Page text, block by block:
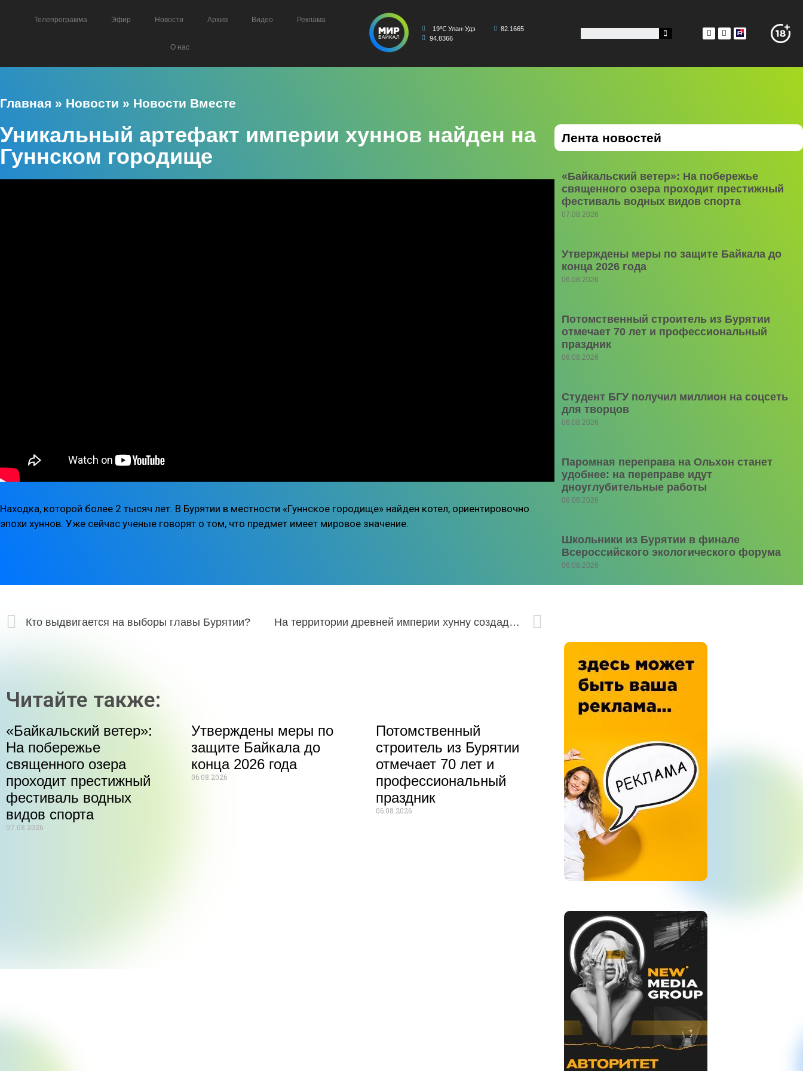
Телепрограмма Эфир Новости Архив Видео Реклама
О нас
19℃ Улан-Удэ
82.1665
94.8366
Главная » Новости » Новости Вместе
Уникальный артефакт империи хуннов найден на
Гуннском городище
Находка, которой более 2 тысяч лет. В Бурятии в местности «Гуннское городище» найден котел, ориентировочно
эпохи хуннов. Уже сейчас ученые говорят о том, что предмет имеет мировое значение.
Лента новостей
«Байкальский ветер»: На побережье
священного озера проходит престижный
фестиваль водных видов спорта
07.08.2026
Утверждены меры по защите Байкала до
конца 2026 года
06.08.2026
Потомственный строитель из Бурятии
отмечает 70 лет и профессиональный
праздник
06.08.2026
Студент БГУ получил миллион на соцсеть
для творцов
06.08.2026
Паромная переправа на Ольхон станет
удобнее: на переправе идут
дноуглубительные работы
06.08.2026
Школьники из Бурятии в финале
Всероссийского экологического форума
06.08.2026
Кто выдвигается на выборы главы Бурятии? На территории древней империи хунну создадут Первую международную Ассамблею исторических городов
Читайте также:
«Байкальский ветер»:
На побережье
священного озера
проходит престижный
фестиваль водных
видов спорта
07.08.2026
Утверждены меры по
защите Байкала до
конца 2026 года
06.08.2026
Потомственный
строитель из Бурятии
отмечает 70 лет и
профессиональный
праздник
06.08.2026